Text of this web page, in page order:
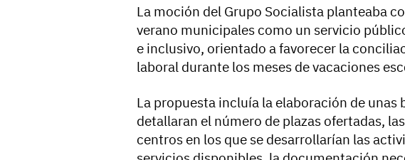
La moción del Grupo Socialista planteaba
verano municipales como un servicio
e inclusivo, orientado a favorecer la
laboral durante los meses de vacaciones
La propuesta incluía la elaboración de unas
detallaran el número de plazas ofertadas,
centros en los que se desarrollarían las